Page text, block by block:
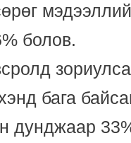
болов.
бага
дунджаар